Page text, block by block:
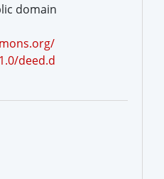
domain
deed.d